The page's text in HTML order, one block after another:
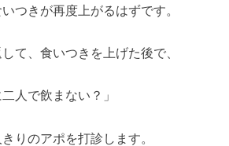
つきが再度上がるはずです。
て、食いつきを上げた後で、
人で飲まない？」
りのアポを打診します。